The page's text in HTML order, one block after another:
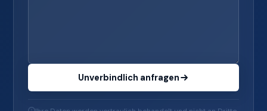
Unverbindlich anfragen